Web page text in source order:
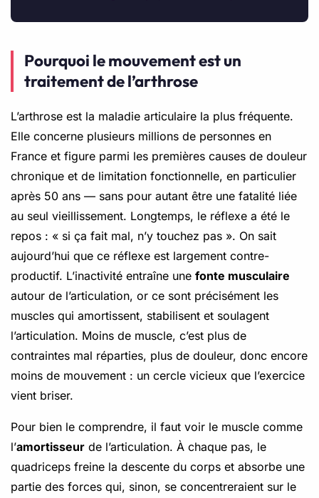
Pourquoi le mouvement est un
traitement de l’arthrose
L’arthrose est la maladie articulaire la plus fréquente.
Elle concerne plusieurs millions de personnes en
France et figure parmi les premières causes de douleur
chronique et de limitation fonctionnelle, en particulier
après 50 ans — sans pour autant être une fatalité liée
au seul vieillissement. Longtemps, le réflexe a été le
repos : « si ça fait mal, n’y touchez pas ». On sait
aujourd’hui que ce réflexe est largement contre-
productif. L’inactivité entraîne une fonte musculaire
autour de l’articulation, or ce sont précisément les
muscles qui amortissent, stabilisent et soulagent
l’articulation. Moins de muscle, c’est plus de
contraintes mal réparties, plus de douleur, donc encore
moins de mouvement : un cercle vicieux que l’exercice
vient briser.
Pour bien le comprendre, il faut voir le muscle comme
l’amortisseur de l’articulation. À chaque pas, le
quadriceps freine la descente du corps et absorbe une
partie des forces qui, sinon, se concentreraient sur le